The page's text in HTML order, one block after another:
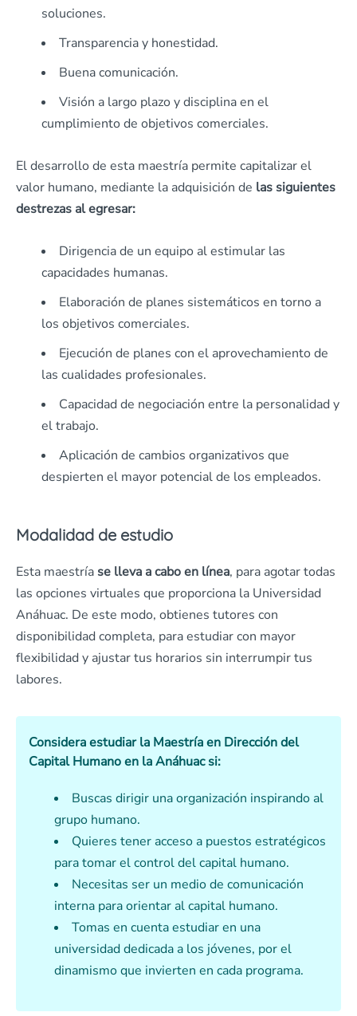
soluciones.
Transparencia y honestidad.
Buena comunicación.
Visión a largo plazo y disciplina en el
cumplimiento de objetivos comerciales.
El desarrollo de esta maestría permite capitalizar el
valor humano, mediante la adquisición de las siguientes
destrezas al egresar:
Dirigencia de un equipo al estimular las
capacidades humanas.
Elaboración de planes sistemáticos en torno a
los objetivos comerciales.
Ejecución de planes con el aprovechamiento de
las cualidades profesionales.
Capacidad de negociación entre la personalidad y
el trabajo.
Aplicación de cambios organizativos que
despierten el mayor potencial de los empleados.
Modalidad de estudio
Esta maestríase lleva a cabo en línea, para agotar todas
las opciones virtuales que proporciona la Universidad
Anáhuac. De este modo, obtienes tutores con
disponibilidad completa, para estudiar con mayor
flexibilidad y ajustar tus horarios sin interrumpir tus
labores.
Considera estudiar la Maestría en Dirección del
Capital Humano en la Anáhuac si:
Buscas dirigir una organización inspirando al
grupo humano.
Quieres tener acceso a puestos estratégicos
para tomar el control del capital humano.
Necesitas ser un medio de comunicación
interna para orientar al capital humano.
Tomas en cuenta estudiar en una
universidad dedicada a los jóvenes, por el
dinamismo que invierten en cada programa.